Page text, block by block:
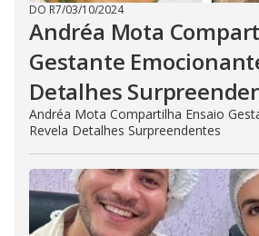
DO R7/03/10/2024
Andréa Mota
Gestante
Detalhes
Andréa Mota Compartilha Ensaio
Revela Detalhes Surpreendentes